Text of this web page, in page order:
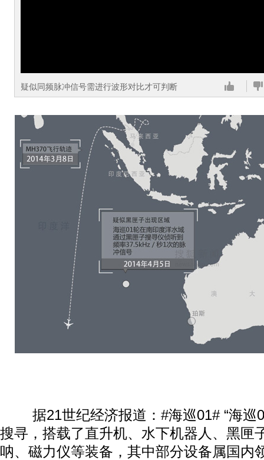
疑似同频脉冲信号需进行波形对比才可判断
据21世纪经济报道：#海巡01# “海巡
搜寻，搭载了直升机、水下机器人、黑匣
呐、磁力仪等装备，其中部分设备属国内